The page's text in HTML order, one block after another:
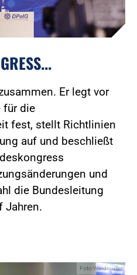
Er legt vor
für die
fest, stellt Richtlinien
auf und beschließt
und
die Bundesleitung
Jahren.
Foto:Windmüller